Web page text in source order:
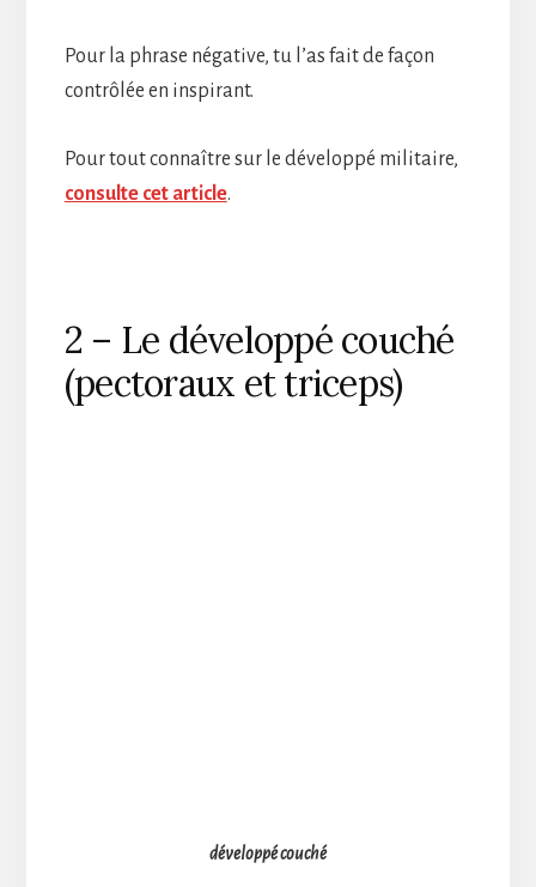
Pour la phrase négative, tu l’as fait de façon
contrôlée en inspirant.
Pour tout connaître sur le développé militaire,
consulte cet article.
2 – Le développé couché
(pectoraux et triceps)
développé couché